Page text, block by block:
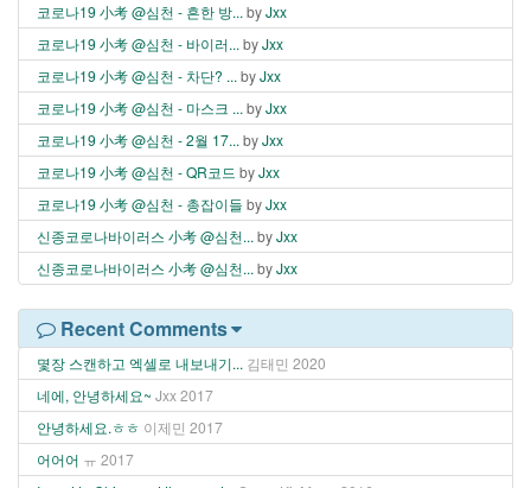
코로나19 小考 @심천 - 흔한 방... byJxx
코로나19 小考 @심천 - 바이러... byJxx
코로나19 小考 @심천 - 차단? ... byJxx
코로나19 小考 @심천 - 마스크 ... byJxx
코로나19 小考 @심천 - 2월 17... byJxx
코로나19 小考 @심천 - QR코드 byJxx
코로나19 小考 @심천 - 총잡이들 byJxx
신종코로나바이러스 小考 @심천... byJxx
신종코로나바이러스 小考 @심천... byJxx
Recent Comments
몇장 스캔하고 엑셀로 내보내기... 김태민 2020
네에, 안녕하세요~ Jxx2017
안녕하세요.ㅎㅎ 이제민 2017
어어어 ㅠ 2017